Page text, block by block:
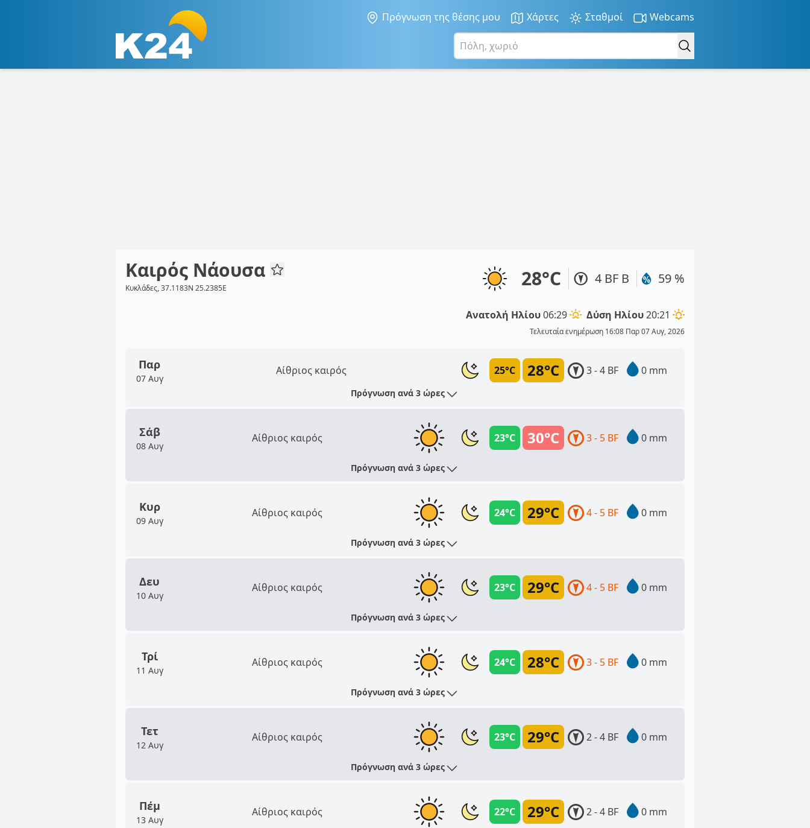
Πρόγνωση της θέσης μου Χάρτες Σταθμοί Webcams
Καιρός Νάουσα
Κυκλάδες, 37.1183N 25.2385E 28°C 4 BF Β 59 %
Ανατολή Ηλίου06:29 Δύση Ηλίου20:21
Τελευταία ενημέρωση 16:08 Παρ 07 Αυγ, 2026
Παρ
07 Αυγ
Αίθριος καιρός 28°C
25°C 3 - 4 BF 0 mm
Πρόγνωση ανά 3 ώρες
Σάβ
08 Αυγ
Αίθριος καιρός 30°C
23°C 3 - 5 BF 0 mm
Πρόγνωση ανά 3 ώρες
Κυρ
09 Αυγ
Αίθριος καιρός 29°C
24°C 4 - 5 BF 0 mm
Πρόγνωση ανά 3 ώρες
Δευ
10 Αυγ
Αίθριος καιρός 29°C
23°C 4 - 5 BF 0 mm
Πρόγνωση ανά 3 ώρες
Τρί
11 Αυγ
Αίθριος καιρός 28°C
24°C 3 - 5 BF 0 mm
Πρόγνωση ανά 3 ώρες
Τετ
12 Αυγ
Αίθριος καιρός 29°C
23°C 2 - 4 BF 0 mm
Πρόγνωση ανά 3 ώρες
Πέμ
13 Αυγ
Αίθριος καιρός 29°C
22°C 2 - 4 BF 0 mm